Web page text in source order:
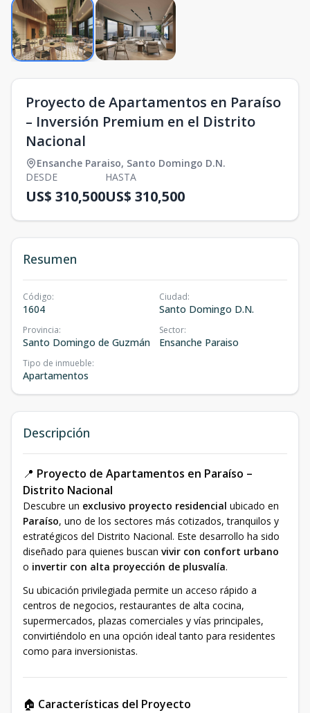
Proyecto de Apartamentos en Paraíso
– Inversión Premium en el Distrito
Nacional
Ensanche Paraiso, Santo Domingo D.N.
DESDE
US$ 310,500
HASTA
US$ 310,500
Resumen
Código:
1604
Ciudad:
Santo Domingo D.N.
Provincia:
Santo Domingo de Guzmán
Sector:
Ensanche Paraiso
Tipo de inmueble:
Apartamentos
Descripción
📍 Proyecto de Apartamentos en Paraíso –
Distrito Nacional
Descubre un exclusivo proyecto residencial ubicado en
Paraíso, uno de los sectores más cotizados, tranquilos y
estratégicos del Distrito Nacional. Este desarrollo ha sido
diseñado para quienes buscan vivir con confort urbano
o invertir con alta proyección de plusvalía.
Su ubicación privilegiada permite un acceso rápido a
centros de negocios, restaurantes de alta cocina,
supermercados, plazas comerciales y vías principales,
convirtiéndolo en una opción ideal tanto para residentes
como para inversionistas.
🏠 Características del Proyecto